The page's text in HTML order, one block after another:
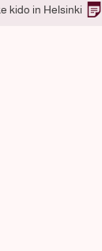
Tomke kido jobs